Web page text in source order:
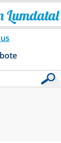
Lumdatal